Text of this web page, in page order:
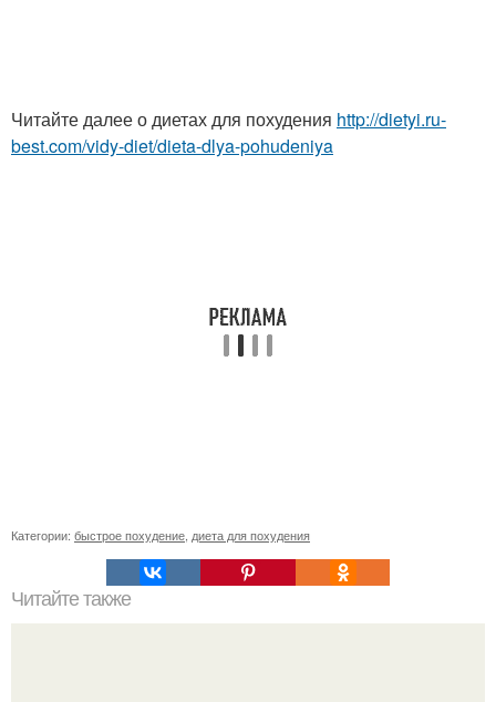
Читайте далее о диетах для похудения http://dietyi.ru-
best.com/vidy-diet/dieta-dlya-pohudeniya
Категории: быстрое похудение диета для похудения
Читайте также